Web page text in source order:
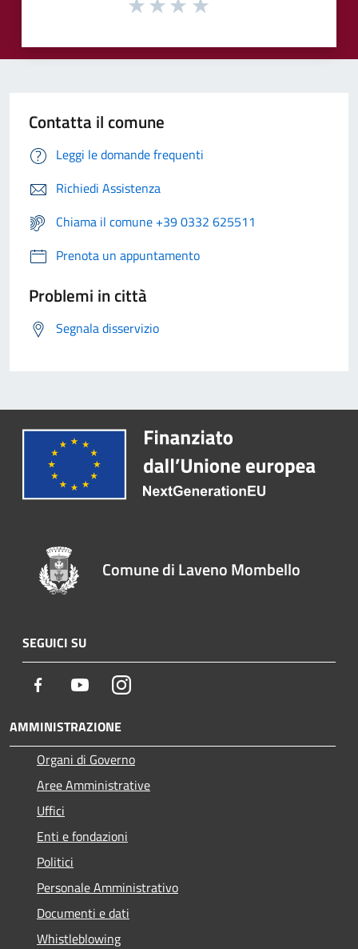
Contatta il comune
Leggi le domande frequenti
Richiedi Assistenza
Chiama il comune +39 0332 625511
Prenota un appuntamento
Problemi in città
Segnala disservizio
Comune di Laveno Mombello
SEGUICI SU
Facebook YoutubeInstagram
AMMINISTRAZIONE
Organi di Governo
Aree Amministrative
Uffici
Enti e fondazioni
Politici
Personale Amministrativo
Documenti e dati
Whistleblowing